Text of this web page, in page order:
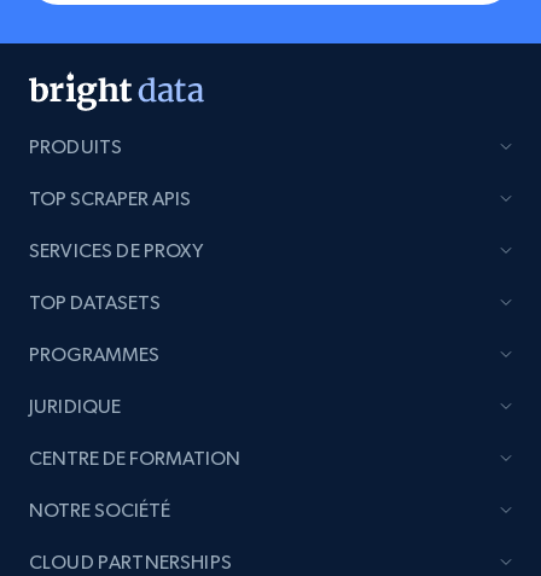
PRODUITS
TOP SCRAPER APIS
SERVICES DE PROXY
TOP DATASETS
PROGRAMMES
JURIDIQUE
CENTRE DE FORMATION
NOTRE SOCIÉTÉ
CLOUD PARTNERSHIPS